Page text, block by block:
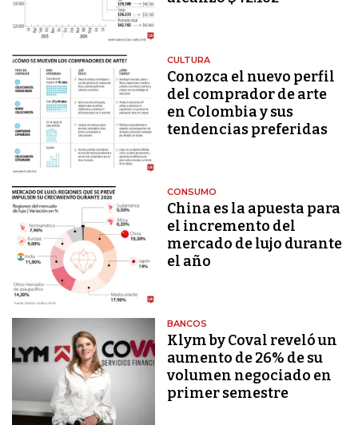
CULTURA
Conozca el nuevo perfil
del comprador de arte
en Colombia y sus
tendencias preferidas
CONSUMO
China es la apuesta para
el incremento del
mercado de lujo durante
el año
BANCOS
Klym by Coval reveló un
aumento de 26% de su
volumen negociado en
primer semestre